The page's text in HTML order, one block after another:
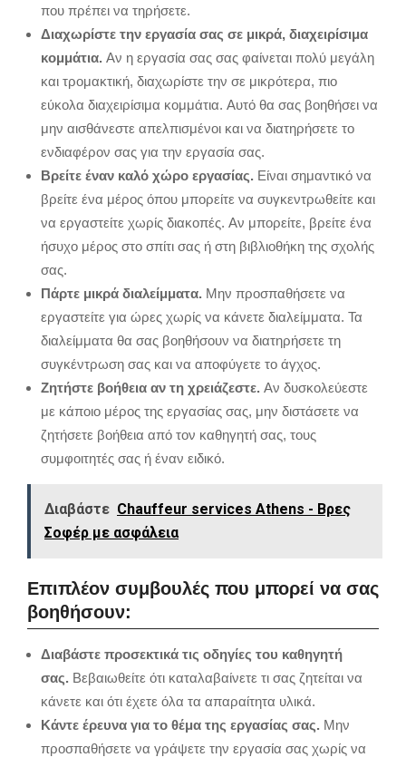
που πρέπει να τηρήσετε.
Διαχωρίστε την εργασία σας σε μικρά, διαχειρίσιμα
κομμάτια. Αν η εργασία σας σας φαίνεται πολύ μεγάλη
και τρομακτική, διαχωρίστε την σε μικρότερα, πιο
εύκολα διαχειρίσιμα κομμάτια. Αυτό θα σας βοηθήσει να
μην αισθάνεστε απελπισμένοι και να διατηρήσετε το
ενδιαφέρον σας για την εργασία σας.
Βρείτε έναν καλό χώρο εργασίας. Είναι σημαντικό να
βρείτε ένα μέρος όπου μπορείτε να συγκεντρωθείτε και
να εργαστείτε χωρίς διακοπές. Αν μπορείτε, βρείτε ένα
ήσυχο μέρος στο σπίτι σας ή στη βιβλιοθήκη της σχολής
σας.
Πάρτε μικρά διαλείμματα. Μην προσπαθήσετε να
εργαστείτε για ώρες χωρίς να κάνετε διαλείμματα. Τα
διαλείμματα θα σας βοηθήσουν να διατηρήσετε τη
συγκέντρωση σας και να αποφύγετε το άγχος.
Ζητήστε βοήθεια αν τη χρειάζεστε. Αν δυσκολεύεστε
με κάποιο μέρος της εργασίας σας, μην διστάσετε να
ζητήσετε βοήθεια από τον καθηγητή σας, τους
συμφοιτητές σας ή έναν ειδικό.
Διαβάστε Chauffeur services Athens - Βρες
Σοφέρ με ασφάλεια
Επιπλέον συμβουλές που μπορεί να σας
βοηθήσουν:
Διαβάστε προσεκτικά τις οδηγίες του καθηγητή
σας. Βεβαιωθείτε ότι καταλαβαίνετε τι σας ζητείται να
κάνετε και ότι έχετε όλα τα απαραίτητα υλικά.
Κάντε έρευνα για το θέμα της εργασίας σας. Μην
προσπαθήσετε να γράψετε την εργασία σας χωρίς να